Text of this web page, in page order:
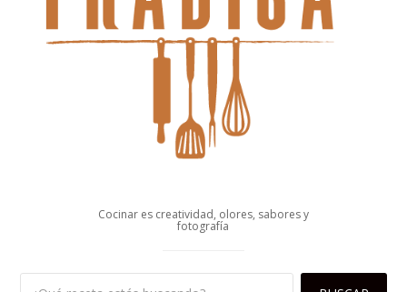
Cocinar es creatividad, olores, sabores y
fotografía